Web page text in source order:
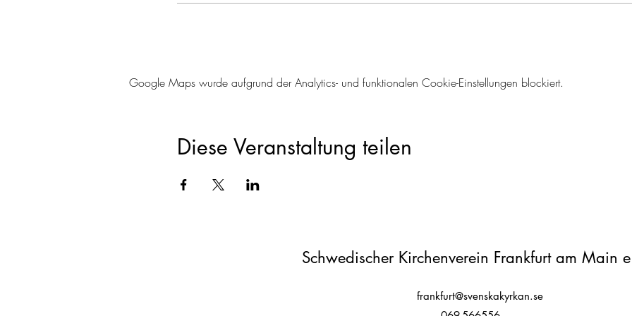
Google Maps wurde aufgrund der Analytics- und funktionalen Cookie-Einstellungen blockiert.
Diese Veranstaltung teilen
Schwedischer Kirchenverein Frankfurt am Main
frankfurt@svenskakyrkan.se